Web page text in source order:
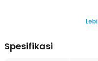
Mata gerinda penghalus ini
grinding yang stabil
Spesifikasi